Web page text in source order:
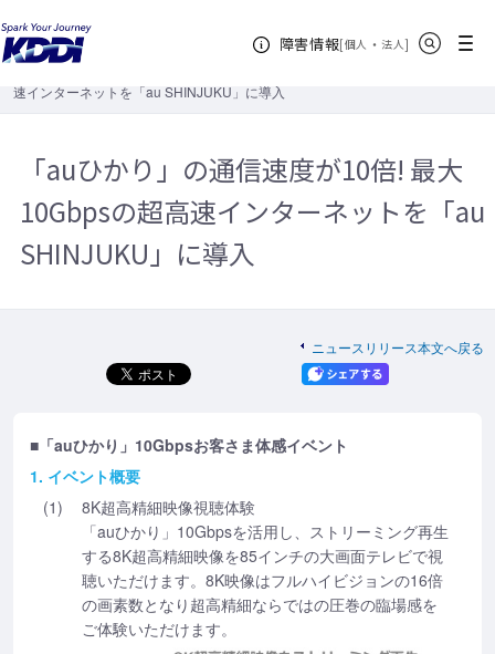
障害情報[個人 ・ 法人新規ウィンドウ
]
メニュー
KDDIホーム
り」の通信速度が10倍! 最大10Gbpsの超高速インターネットを「au
SHINJUKU」に導入
速インターネットを「au SHINJUKU」に導入
「auひかり」の通信速度が10倍! 最大
10Gbpsの超高速インターネットを「au
SHINJUKU」に導入
ニュースリリース本文へ戻る
■「auひかり」10Gbpsお客さま体感イベント
1. イベント概要
(1)
8K超高精細映像視聴体験
「auひかり」10Gbpsを活用し、ストリーミング再生
する8K超高精細映像を85インチの大画面テレビで視
聴いただけます。8K映像はフルハイビジョンの16倍
の画素数となり超高精細ならではの圧巻の臨場感を
ご体験いただけます。